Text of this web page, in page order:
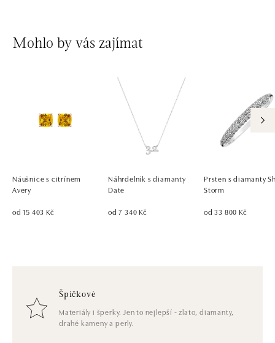
Mohlo by vás zajímat
Náušnice s citrínem
Avery
od 15 403 Kč
Náhrdelník s diamanty
Date
od 7 340 Kč
Prsten s diamanty
Storm
od 33 800 Kč
Špičkové
Materiály i šperky. Jen to nejlepší - zlato, diamanty,
drahé kameny a perly.